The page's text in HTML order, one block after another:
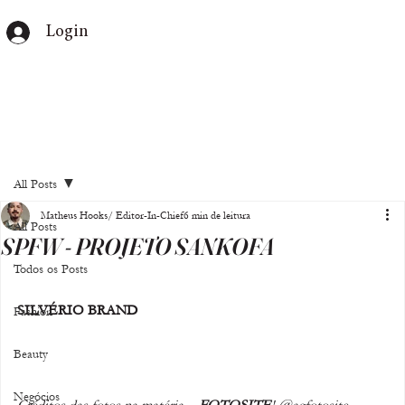
Login
All Posts
Todos os Posts
Fashion
Beauty
Negócios
All Posts
SPFW - PROJETO SANKOFA
Matheus Hooks/ Editor-In-Chief6 min de leitura
SILVÉRIO BRAND